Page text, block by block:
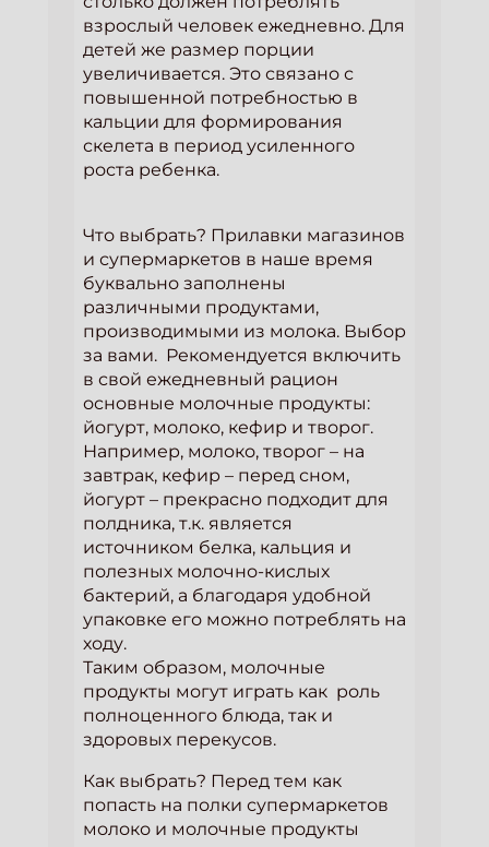
взрослый человек ежедневно. Для
детей же размер порции
увеличивается. Это связано с
повышенной потребностью в
кальции для формирования
скелета в период усиленного
роста ребенка.
Что выбрать? Прилавки магазинов
и супермаркетов в наше время
буквально заполнены
различными продуктами,
производимыми из молока. Выбор
за вами. Рекомендуется включить
в свой ежедневный рацион
основные молочные продукты:
йогурт, молоко, кефир и творог.
Например, молоко, творог – на
завтрак, кефир – перед сном,
йогурт – прекрасно подходит для
полдника, т.к. является
источником белка, кальция и
полезных молочно-кислых
бактерий, а благодаря удобной
упаковке его можно потреблять на
ходу.
Таким образом, молочные
продукты могут играть как роль
полноценного блюда, так и
здоровых перекусов.
Как выбрать? Перед тем как
попасть на полки супермаркетов
молоко и молочные продукты